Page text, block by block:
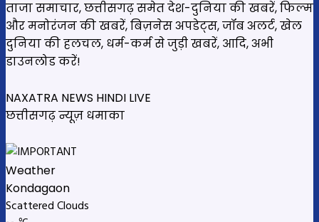
ताजा समाचार, छत्तीसगढ़ समेत देश-दुनिया की खबरें, फिल्म
और मनोरंजन की खबरें, बिज़नेस अपडेट्स, जॉब अलर्ट, खेल
दुनिया की हलचल, धर्म-कर्म से जुड़ी खबरें, आदि, अभी
डाउनलोड करें!
NAXATRA NEWS HINDI LIVE
छत्तीसगढ़ न्यूज़ धमाका
Weather
Kondagaon
Scattered Clouds